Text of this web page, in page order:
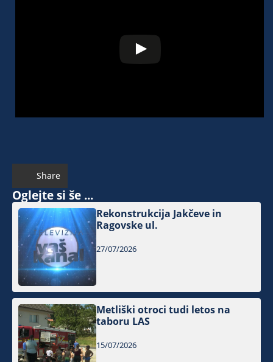
Share
Oglejte si še ...
Rekonstrukcija Jakčeve in
Ragovske ul.
27/07/2026
Metliški otroci tudi letos na
taboru LAS
15/07/2026